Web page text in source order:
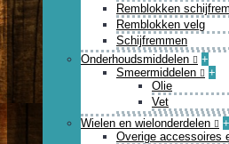
Remblokken schijfrem
Remblokken velg
Schijfremmen
Onderhoudsmiddelen
+
Smeermiddelen
+
Olie
Vet
Wielen en wielonderdelen
+
Overige accessoires